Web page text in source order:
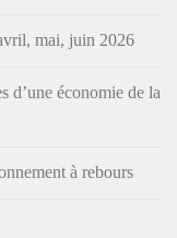
mai, juin 2026
d’une économie de la
à rebours